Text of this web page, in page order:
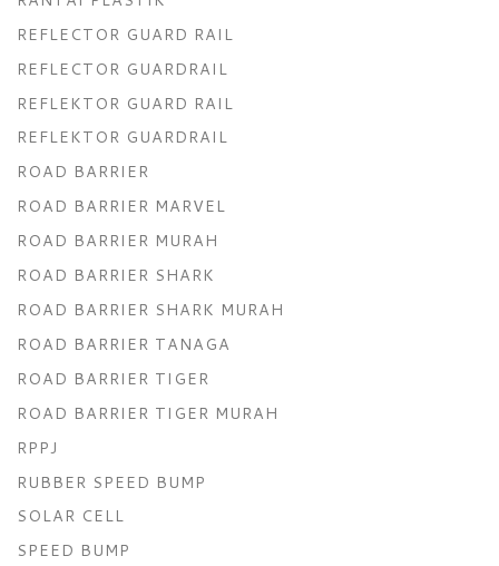
REFLECTOR GUARD RAIL
REFLECTOR GUARDRAIL
REFLEKTOR GUARD RAIL
REFLEKTOR GUARDRAIL
ROAD BARRIER
ROAD BARRIER MARVEL
ROAD BARRIER MURAH
ROAD BARRIER SHARK
ROAD BARRIER SHARK MURAH
ROAD BARRIER TANAGA
ROAD BARRIER TIGER
ROAD BARRIER TIGER MURAH
RPPJ
RUBBER SPEED BUMP
SOLAR CELL
SPEED BUMP